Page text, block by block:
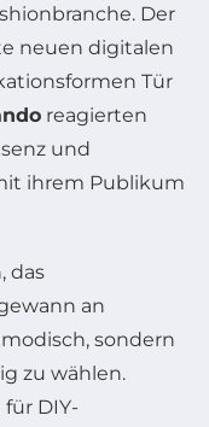
Der
neuen digitalen
Tür
reagierten
und
ihrem Publikum
das
an
sondern
zu wählen.
DIY-